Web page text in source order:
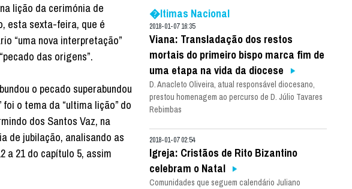
lição da cerimónia de
esta sexta-feira, que é
“uma nova interpretação”
das origens”.
o pecado superabundou
foi o tema da “ultima lição” do
dos Santos Vaz, na
de jubilação, analisando as
a 21 do capítulo 5, assim
�ltimas Nacional
2018-01-07 16:35
Viana: Transladação dos restos
mortais do primeiro bispo marca fim de
uma etapa na vida da diocese
D. Anacleto Oliveira, atual responsável diocesano,
prestou homenagem ao percurso de D. Júlio Tavares
Rebimbas
2018-01-07 02:54
Igreja: Cristãos de Rito Bizantino
celebram o Natal
Comunidades que seguem calendário Juliano